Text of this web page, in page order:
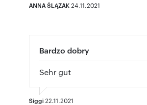
ANNA ŚLĄZAK24.11.2021
Bardzo dobry
Sehr gut
Siggi22.11.2021